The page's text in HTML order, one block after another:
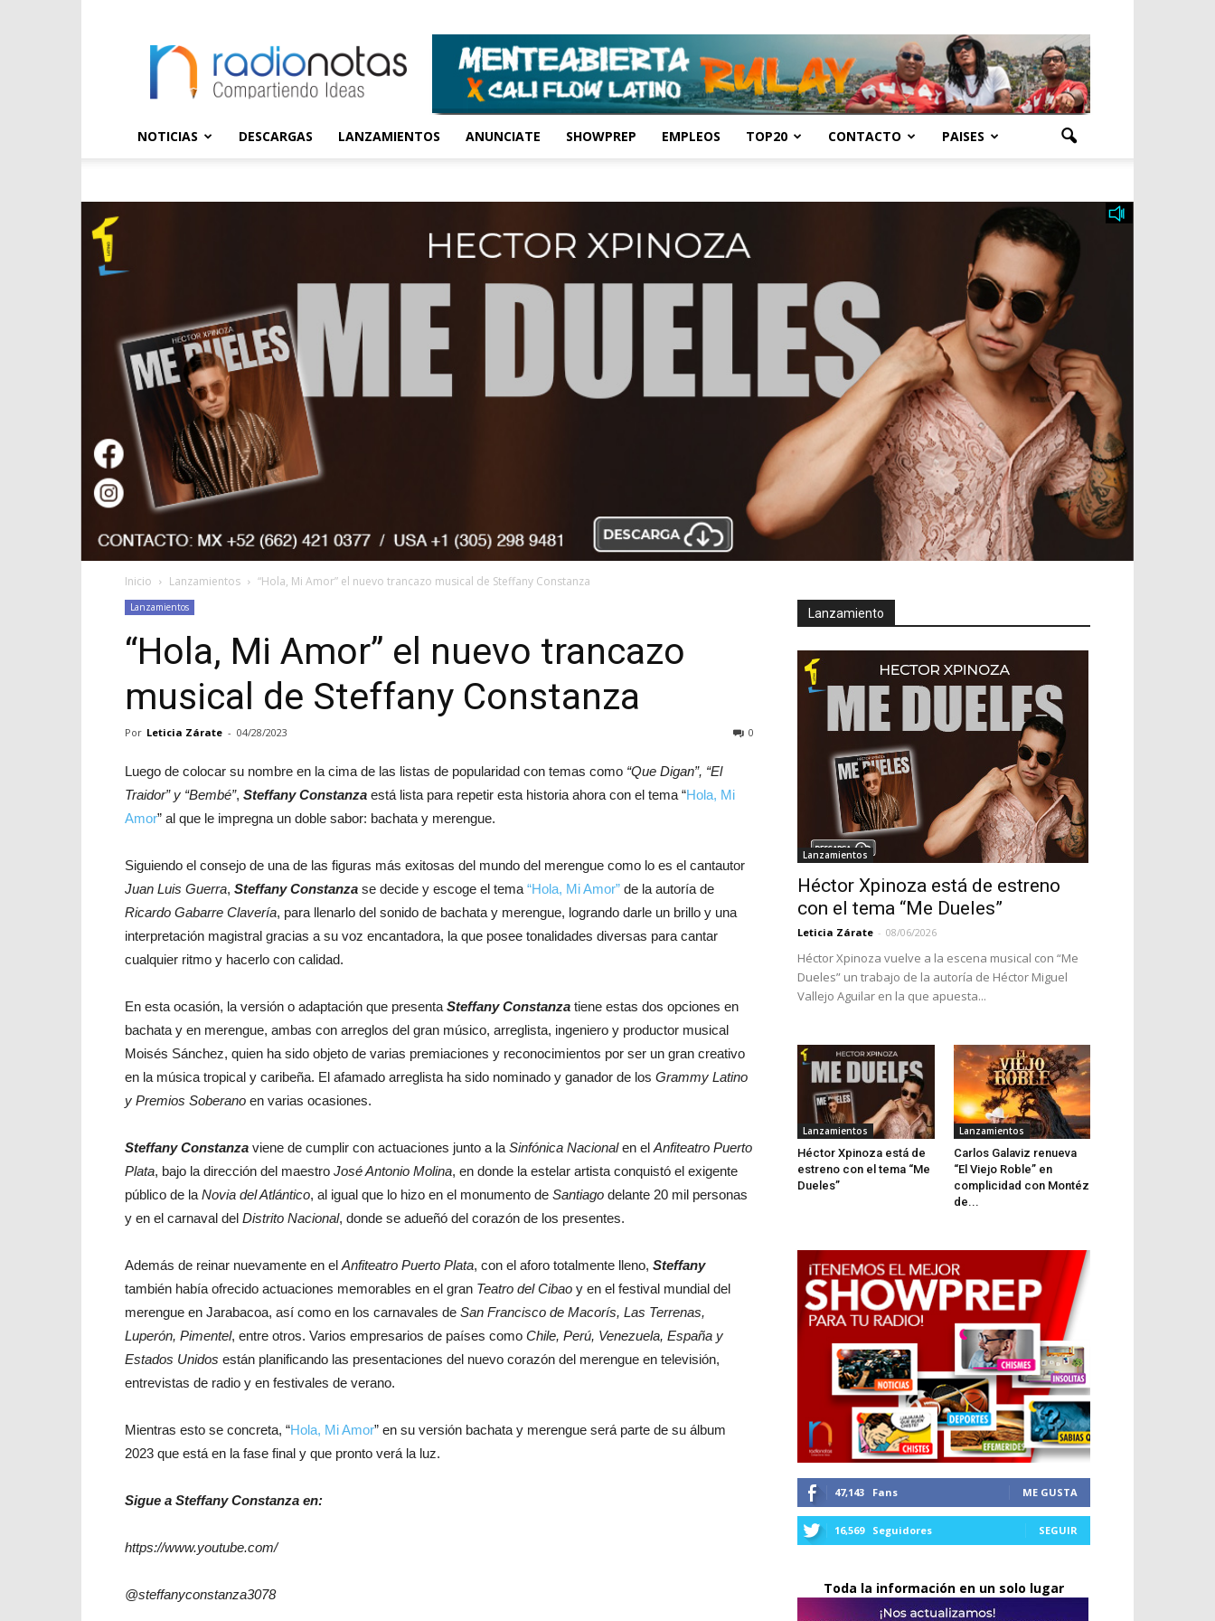
NOTICIAS DESCARGAS LANZAMIENTOS ANUNCIATE SHOWPREP EMPLEOS TOP20 CONTACTO PAISES
Inicio Lanzamientos “Hola, Mi Amor” el nuevo trancazo musical de Steffany Constanza
Lanzamientos
“Hola, Mi Amor” el nuevo trancazo
musical de Steffany Constanza
Por Leticia Zárate - 04/28/2023 0
Luego de colocar su nombre en la cima de las listas de popularidad con temas como “Que Digan”, “El
Traidor” y “Bembé”, Steffany Constanza está lista para repetir esta historia ahora con el tema “Hola, Mi
Amor” al que le impregna un doble sabor: bachata y merengue.
Siguiendo el consejo de una de las figuras más exitosas del mundo del merengue como lo es el cantautor
Juan Luis Guerra, Steffany Constanza se decide y escoge el tema “Hola, Mi Amor” de la autoría de
Ricardo Gabarre Clavería, para llenarlo del sonido de bachata y merengue, logrando darle un brillo y una
interpretación magistral gracias a su voz encantadora, la que posee tonalidades diversas para cantar
cualquier ritmo y hacerlo con calidad.
En esta ocasión, la versión o adaptación que presenta Steffany Constanza tiene estas dos opciones en
bachata y en merengue, ambas con arreglos del gran músico, arreglista, ingeniero y productor musical
Moisés Sánchez, quien ha sido objeto de varias premiaciones y reconocimientos por ser un gran creativo
en la música tropical y caribeña. El afamado arreglista ha sido nominado y ganador de los Grammy Latino
y Premios Soberano en varias ocasiones.
Steffany Constanza viene de cumplir con actuaciones junto a la Sinfónica Nacionalen el Anfiteatro Puerto
Plata, bajo la dirección del maestro José Antonio Molina, en donde la estelar artista conquistó el exigente
público de la Novia del Atlántico, al igual que lo hizo en el monumento de Santiago delante 20 mil personas
y en el carnaval del Distrito Nacional, donde se adueñó del corazón de los presentes.
Además de reinar nuevamente en el Anfiteatro Puerto Plata, con el aforo totalmente lleno, Steffany
también había ofrecido actuaciones memorables en el gran Teatro del Cibao y en el festival mundial del
merengue en Jarabacoa, así como en los carnavales de San Francisco de Macorís, Las Terrenas,
Luperón, Pimentel, entre otros. Varios empresarios de países como Chile, Perú, Venezuela, España y
Estados Unidos están planificando las presentaciones del nuevo corazón del merengue en televisión,
entrevistas de radio y en festivales de verano.
Mientras esto se concreta, “Hola, Mi Amor” en su versión bachata y merengue será parte de su álbum
2023 que está en la fase final y que pronto verá la luz.
Sigue a Steffany Constanza en:
https://www.youtube.com/
@steffanyconstanza3078
Lanzamiento
Lanzamientos
Héctor Xpinoza está de estreno
con el tema “Me Dueles”
Leticia Zárate - 08/06/2026
Héctor Xpinoza vuelve a la escena musical con “Me
Dueles” un trabajo de la autoría de Héctor Miguel
Vallejo Aguilar en la que apuesta...
Lanzamientos
Héctor Xpinoza está de
estreno con el tema “Me
Dueles”
Lanzamientos
Carlos Galaviz renueva
“El Viejo Roble” en
complicidad con Montéz
de...
47,143 Fans ME GUSTA
16,569 Seguidores SEGUIR
Toda la información en un solo lugar